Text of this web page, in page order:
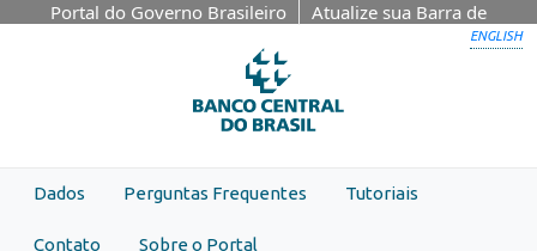
Skip to main content
Portal do Governo Brasileiro
Atualize sua Barra de
ENGLISH
Dados Perguntas Frequentes Tutoriais
Contato Sobre o Portal